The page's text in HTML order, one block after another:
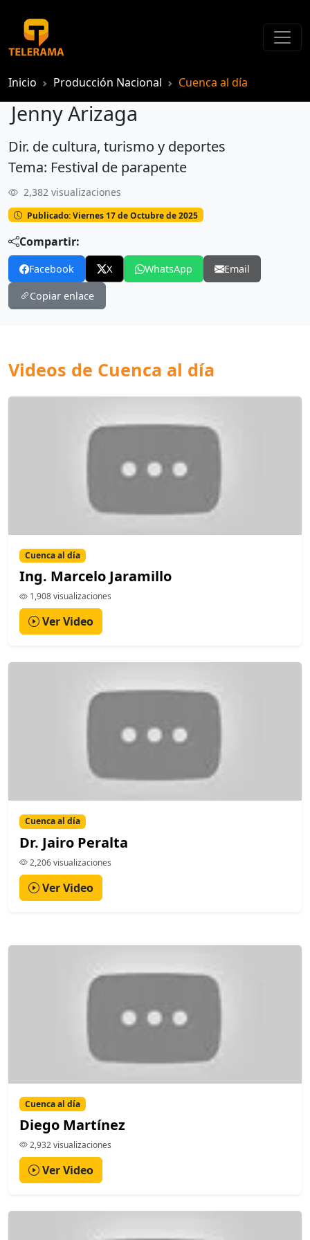
Inicio Producción Nacional Cuenca al día
Jenny Arizaga
Jenny Arizaga
Dir. de cultura, turismo y deportes
Tema: Festival de parapente
2,382 visualizaciones
Publicado: Viernes 17 de Octubre de 2025
Compartir:
Facebook X WhatsApp Email
Copiar enlace
Videos de Cuenca al día
Cuenca al día
Ing. Marcelo Jaramillo
1,908 visualizaciones
Ver Video
Cuenca al día
Dr. Jairo Peralta
2,206 visualizaciones
Ver Video
Cuenca al día
Diego Martínez
2,932 visualizaciones
Ver Video